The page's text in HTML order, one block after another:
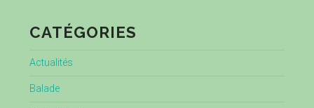
CATÉGORIES
Actualités
Balade